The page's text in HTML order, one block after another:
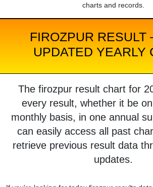
charts and records.
FIROZPUR RESULT
UPDATED YEARLY
The firozpur result chart for
every result, whether it be
monthly basis, in one annual
can easily access all past
retrieve previous result data
updates.